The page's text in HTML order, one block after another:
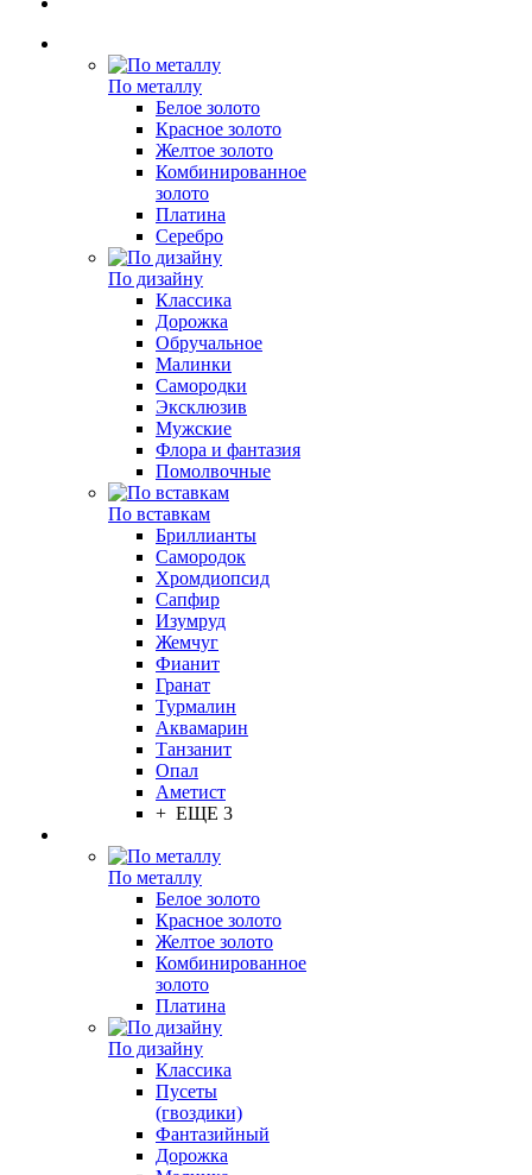
По металлу
Белое золото
Красное золото
Желтое золото
Комбинированное
золото
Платина
Серебро
По дизайну
Классика
Дорожка
Обручальное
Малинки
Самородки
Эксклюзив
Мужские
Флора и фантазия
Помолвочные
По вставкам
Бриллианты
Самородок
Хромдиопсид
Сапфир
Изумруд
Жемчуг
Фианит
Гранат
Турмалин
Аквамарин
Танзанит
Опал
Аметист
+ ЕЩЕ 3
По металлу
Белое золото
Красное золото
Желтое золото
Комбинированное
золото
Платина
По дизайну
Классика
Пусеты
(гвоздики)
Фантазийный
Дорожка